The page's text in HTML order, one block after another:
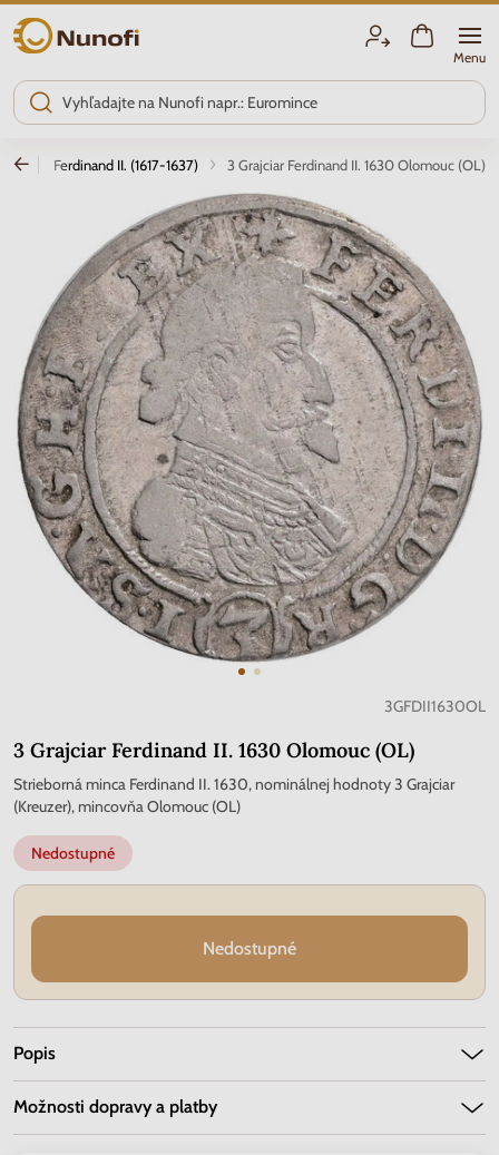
Nunofi.sk
Menu
Ferdinand II. (1617-1637) 3 Grajciar Ferdinand II. 1630 Olomouc (OL)
3GFDII1630OL
3 Grajciar Ferdinand II. 1630 Olomouc (OL)
Strieborná minca Ferdinand II. 1630, nominálnej hodnoty 3 Grajciar
(Kreuzer), mincovňa Olomouc (OL)
Nedostupné
Nedostupné
Popis
Možnosti dopravy a platby